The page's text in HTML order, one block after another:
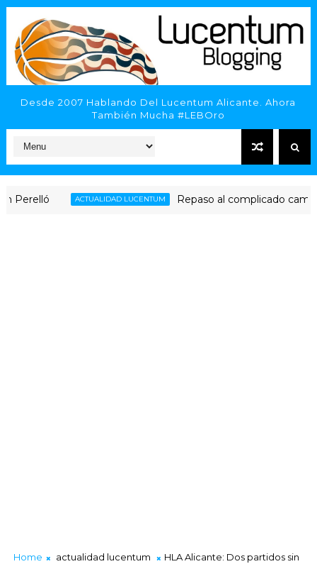
Desde 2007 Hablando Del Lucentum Alicante. Ahora
También Mucha #LEBOro
ACTUALIDAD LUCENTUM Repaso al complicado camino del
Home actualidad lucentum
HLA Alicante: Dos partidos sin